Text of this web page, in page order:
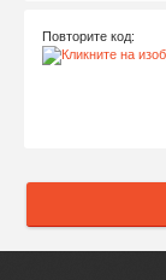
Повторите код: